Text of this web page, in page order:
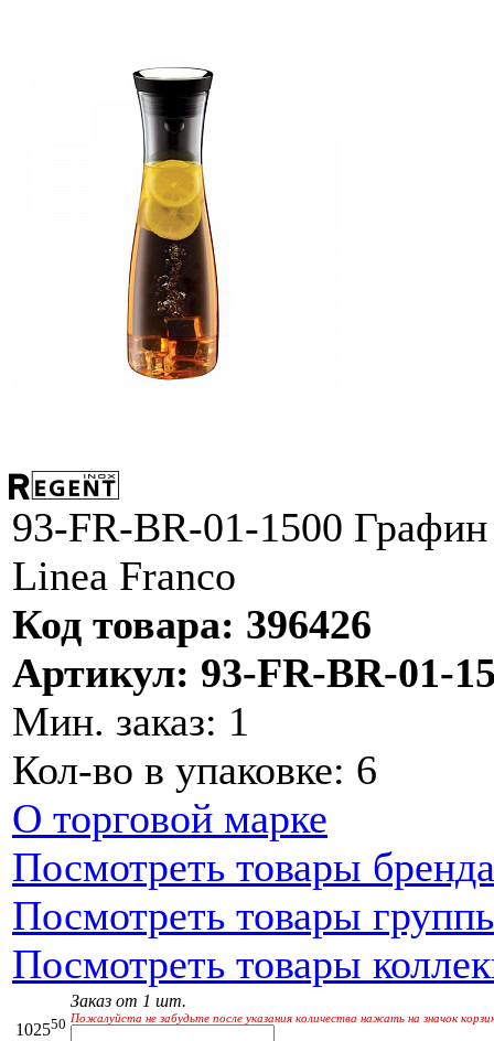
93-FR-BR-01-1500
Linea Franco
Код товара: 396426
Артикул: 93-FR-BR-01-
Мин. заказ: 1
Кол-во в упаковке: 6
О торговой марке
Посмотреть товары бренда
Посмотреть товары
Посмотреть товары
102550
Заказ от 1 шт.
Пожалуйста не забудьте после указания количества нажать на значок